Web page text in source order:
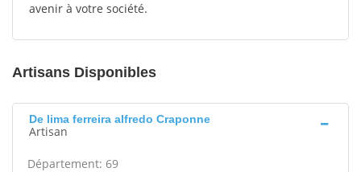
avenir à votre société.
Artisans Disponibles
De lima ferreira alfredo Craponne
Artisan
Département: 69